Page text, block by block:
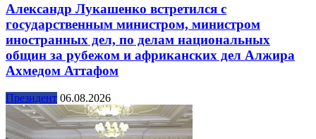
Александр Лукашенко встретился с
государственным министром, министром
иностранных дел, по делам национальных
общин за рубежом и африканских дел Алжира
Ахмедом Аттафом
Президент 06.08.2026